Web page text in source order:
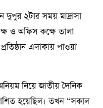
২টার সময় মাদ্রাসা
ও অফিস কক্ষে তালা
এলাকায় পাওয়া
নিয়ে জাতীয় দৈনিক
হয়েছিল। তখন “সকাল